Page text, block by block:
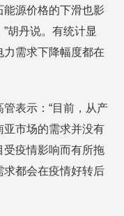
源价格的下滑也影
胡丹说。有统计显
需求下降幅度都在
表示：“目前，从产
亚市场的需求并没有
受疫情影响而有所拖
求都会在疫情好转后